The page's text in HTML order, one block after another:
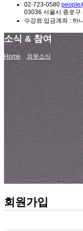
02-723-0580
03036 서울시 종로구
수강료 입금계좌 : 하
소식 & 참여
Home 외부소식
회원가입